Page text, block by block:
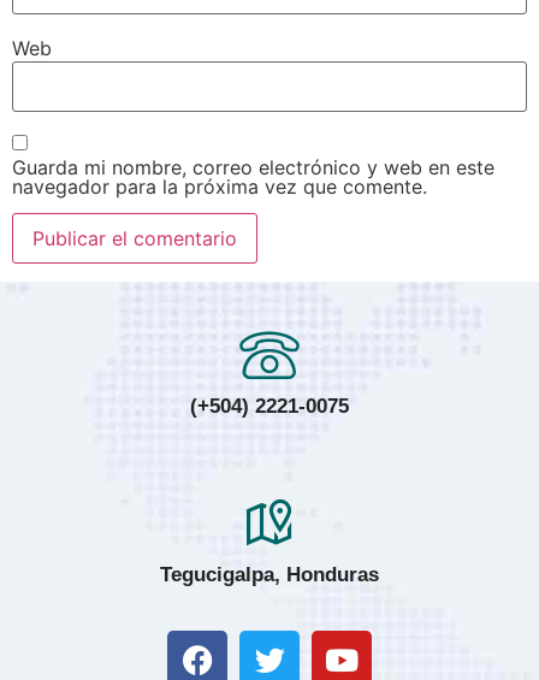
Web
Guarda mi nombre, correo electrónico y web en este
navegador para la próxima vez que comente.
(+504) 2221-0075
Tegucigalpa, Honduras